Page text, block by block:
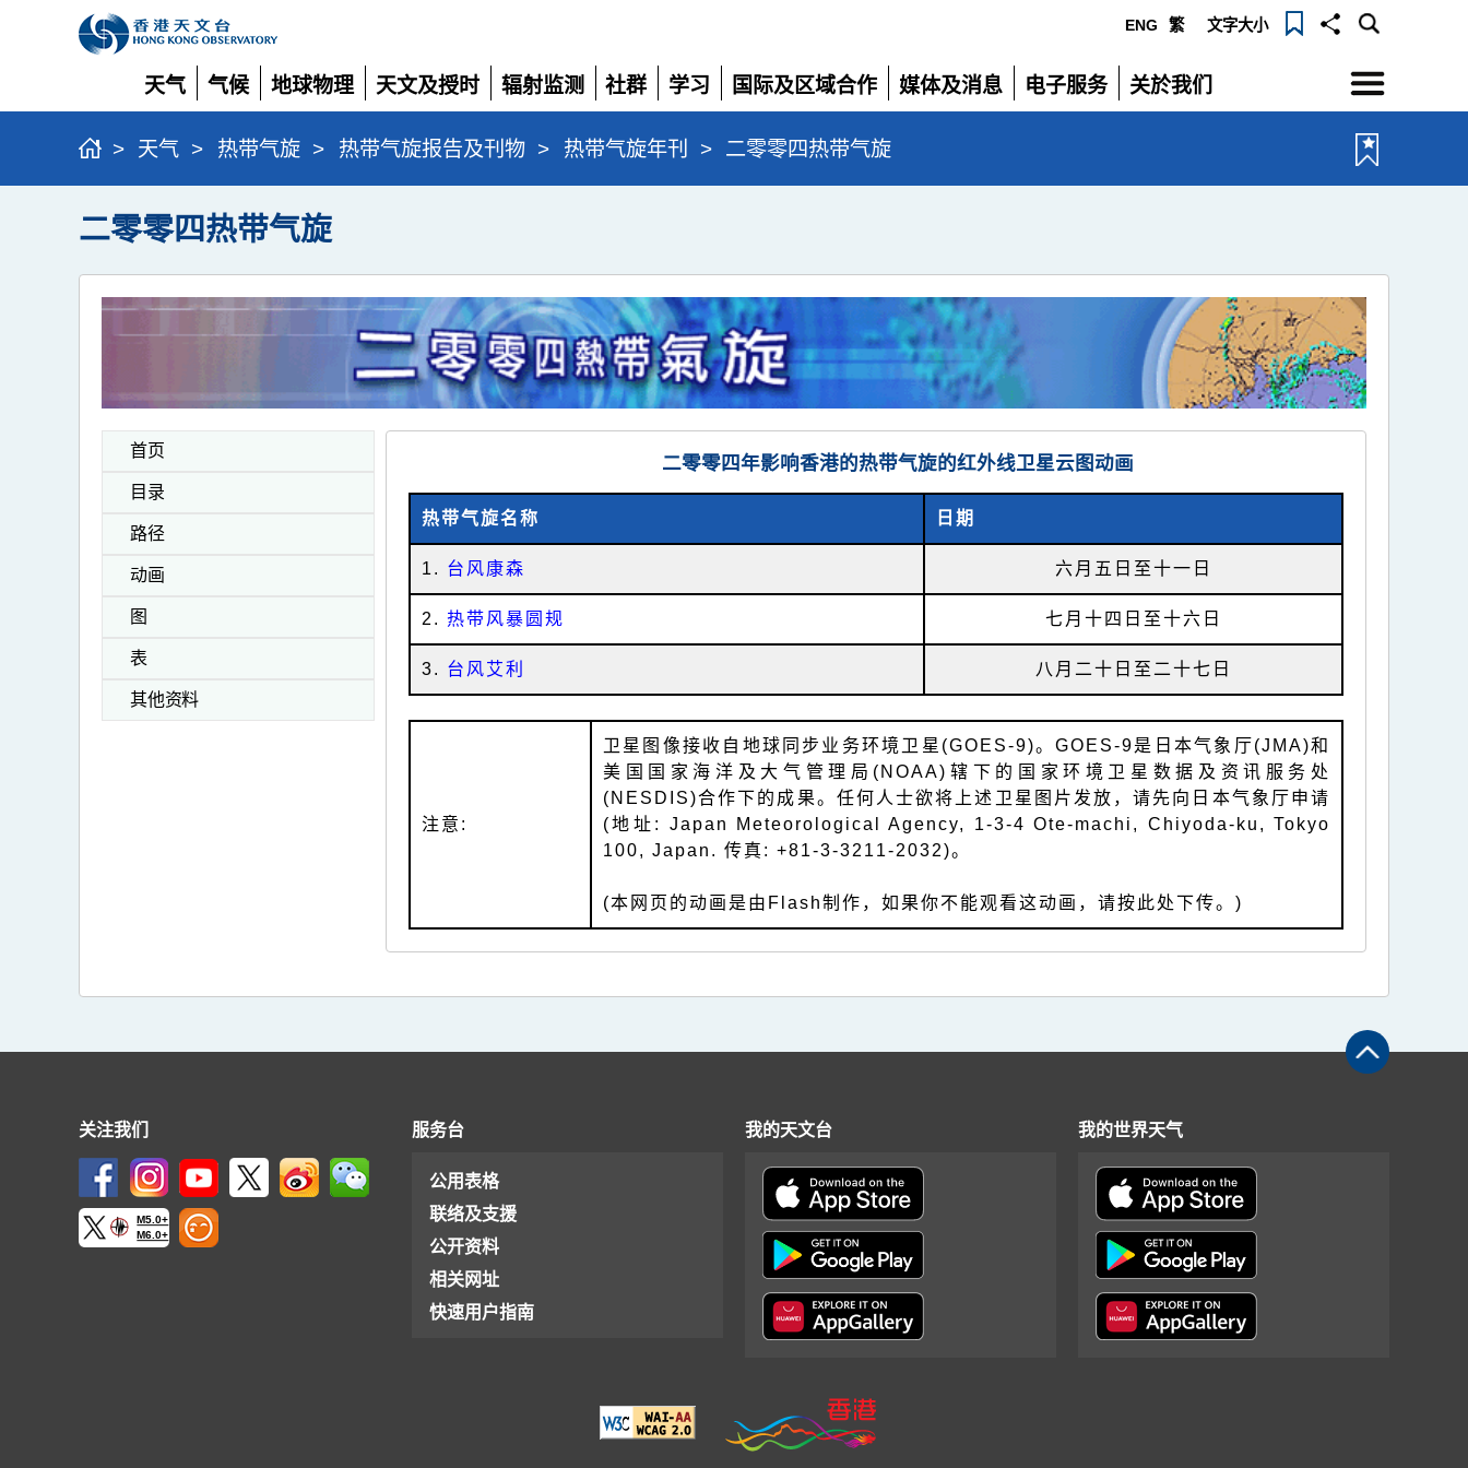
ENG 繁 文字大小
天气
展
开
气候
展
开
地球物理
展
开
天文及授时
展
开
辐射监测
展
开
社群
展
开
学习
展
开
国际及区域合作
展
开
媒体及消息
展
电子服务
展
关於我们
展
选
单
> 天气 > 热带气旋 > 热带气旋报告及刊物 > 热带气旋年刊 > 二零零四热带气旋
二零零四热带气旋
首页
目录
路径
动画
图
表
其他资料
二零零四年影响香港的热带气旋的红外线卫星云图动画
热带气旋名称 日期
1. 台风康森 六月五日至十一日
2. 热带风暴圆规 七月十四日至十六日
3. 台风艾利 八月二十日至二十七日
注意:
卫星图像接收自地球同步业务环境卫星(GOES-9)。GOES-9是日本气象厅(JMA)和
美国国家海洋及大气管理局(NOAA)辖下的国家环境卫星数据及资讯服务处
(NESDIS)合作下的成果。任何人士欲将上述卫星图片发放，请先向日本气象厅申请
(地址: Japan Meteorological Agency, 1-3-4 Ote-machi, Chiyoda-ku, Tokyo
100, Japan. 传真: +81-3-3211-2032)。
(本网页的动画是由Flash制作，如果你不能观看这动画，请按此处下传。)
关注我们
M5.0+
M6.0+
服务台
公用表格
联络及支援
公开资料
相关网址
快速用户指南
我的天文台 我的世界天气